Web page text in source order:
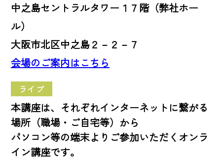
中之島セントラルタワー１７階（弊社ホー
ル）
大阪市北区中之島２－２－７
会場のご案内はこちら
ライブ
本講座は、それぞれインターネットに繋がる
場所（職場・ご自宅等）から
パソコン等の端末よりご参加いただくオンラ
イン講座です。